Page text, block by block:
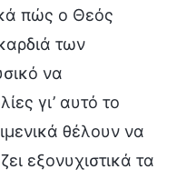
πώς ο Θεός
των
να
γι’ αυτό το
θέλουν να
εξονυχιστικά τα